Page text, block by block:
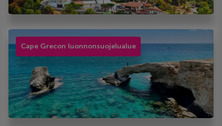
Cape Grecon luonnonsuojelualue